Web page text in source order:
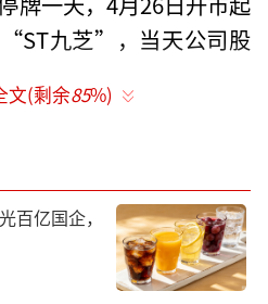
九芝”，当天公司股
九芝堂的核心产品，为
情况，九芝堂精心筛选
菲的保证金。在药品销
规定时间内达到预定销
文(剩余85%)
百亿国企，